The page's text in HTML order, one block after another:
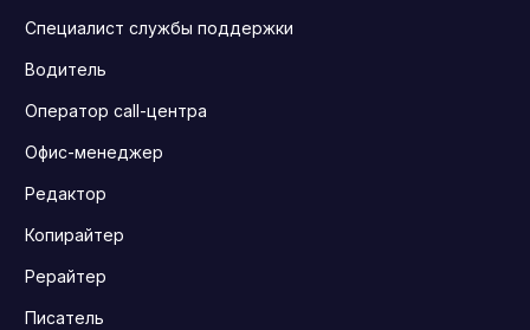
Специалист службы поддержки
Водитель
Оператор call-центра
Офис-менеджер
Редактор
Копирайтер
Рерайтер
Писатель